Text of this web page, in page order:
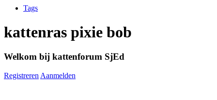
Tags
kattenras pixie bob
Welkom bij kattenforum SjEd
Registreren Aanmelden